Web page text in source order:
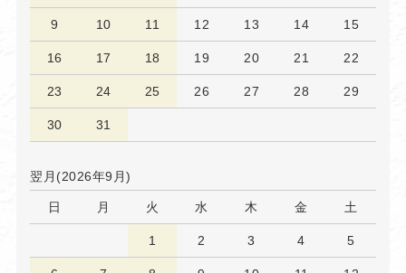
9 10 11 12 13 14 15
16 17 18 19 20 21 22
23 24 25 26 27 28 29
30 31
翌月(2026年9月)
日 月 火 水 木 金 土
1 2 3 4 5